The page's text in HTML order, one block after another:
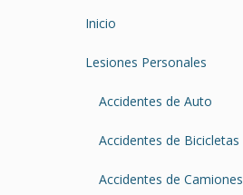
Inicio
Lesiones Personales
Accidentes de Auto
Accidentes de Bicicletas
Accidentes de Camiones